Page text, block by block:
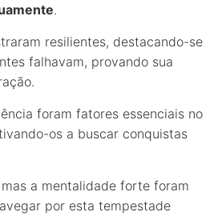
.
resilientes, destacando-se
falhavam, provando sua
foram fatores essenciais no
os a buscar conquistas
a mentalidade forte foram
por esta tempestade